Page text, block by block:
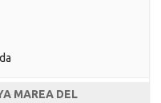
MAREA DEL